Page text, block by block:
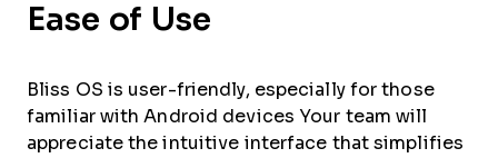
Ease of Use
Bliss OS is user-friendly, especially for those
familiar with Android devices Your team will
appreciate the intuitive interface that simplifies